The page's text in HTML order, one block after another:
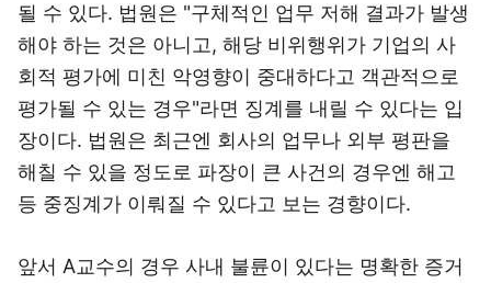
될 수 있다. 법원은 "구체적인 업무 저해 결과가 발생
해야 하는 것은 아니고, 해당 비위행위가 기업의 사
회적 평가에 미친 악영향이 중대하다고 객관적으로
평가될 수 있는 경우"라면 징계를 내릴 수 있다는 입
장이다. 법원은 최근엔 회사의 업무나 외부 평판을
해칠 수 있을 정도로 파장이 큰 사건의 경우엔 해고
등 중징계가 이뤄질 수 있다고 보는 경향이다.
앞서 A교수의 경우 사내 불륜이 있다는 명확한 증거